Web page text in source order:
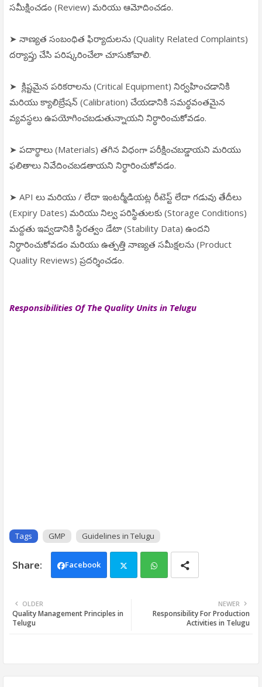
సమీక్షించడం (Review) మరియు ఆమోదించడం.
➤ నాణ్యత సంబంధిత ఫిర్యాదులను (Quality Related Complaints)
దర్యాప్తు చేసి పరిష్కరించేలా చూసుకోవాలి.
➤ క్లిష్టమైన పరికరాలను (Critical Equipment) నిర్వహించడానికి
మరియు క్యాలిబ్రేషన్ (Calibration) చేయడానికి సమర్థవంతమైన
వ్యవస్థలు ఉపయోగించబడుతున్నాయని నిర్ధారించుకోవడం.
➤ పదార్థాలు (Materials) తగిన విధంగా పరీక్షించబడ్డాయని మరియు
ఫలితాలు నివేదించబడతాయని నిర్ధారించుకోవడం.
➤ API లు మరియు / లేదా ఇంటర్మీడియట్ల రీటెస్ట్ లేదా గడువు తేదీలు
(Expiry Dates) మరియు నిల్వ పరిస్థితులకు (Storage Conditions)
మద్దతు ఇవ్వడానికి స్థిరత్వం డేటా (Stability Data) ఉందని
నిర్ధారించుకోవడం మరియు ఉత్పత్తి నాణ్యత సమీక్షలను (Product
Quality Reviews) ప్రదర్శించడం.
Responsibilities Of The Quality Units in Telugu
Tags GMP Guidelines in Telugu
Facebook
tter ats
NEWER
Responsibility For Production
Activities in Telugu
OLDER
Quality Management Principles in
Telugu